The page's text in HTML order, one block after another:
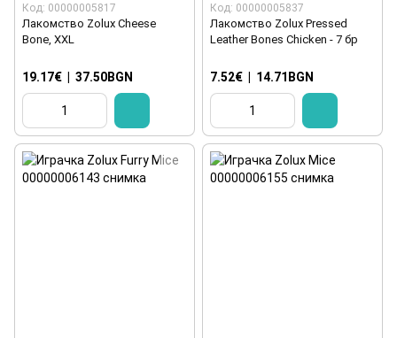
Код: 00000005817
Лакомство Zolux Cheese
Bone, XXL
19.17€ 37.50BGN
Код: 00000005837
Лакомство Zolux Pressed
Leather Bones Chicken - 7 бр
7.52€ 14.71BGN